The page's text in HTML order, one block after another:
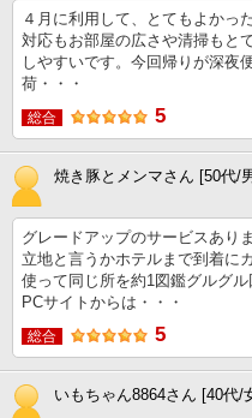
４月に利用して、とてもよかっ
対応もお部屋の広さや清掃もと
しやすいです。今回帰りが深夜
荷・・・
総合 5
焼き豚とメンマさん [50代/
グレードアップのサービスあり
立地と言うかホテルまで到着に
使って同じ所を約1図鑑グルグル
PCサイトからは・・・
総合 5
いもちゃん8864さん [40代/